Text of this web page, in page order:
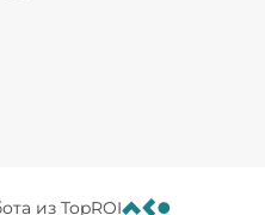
из TopROI